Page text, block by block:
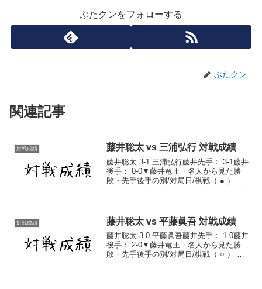
ぶたクンをフォローする
ぶたクン
関連記事
対戦成績 藤井聡太 vs 三浦弘行 対戦成績
藤井聡太 3-1 三浦弘行藤井先手： 3-1藤井
後手： 0-0▼藤井竜王・名人から見た勝
敗・先手後手の別/対局日/棋戦（ ● ） 先
対戦成績 藤井聡太 vs 平藤眞吾 対戦成績
藤井聡太 3-0 平藤眞吾藤井先手： 1-0藤井
後手： 2-0▼藤井竜王・名人から見た勝
敗・先手後手の別/対局日/棋戦（ ○ ） 後